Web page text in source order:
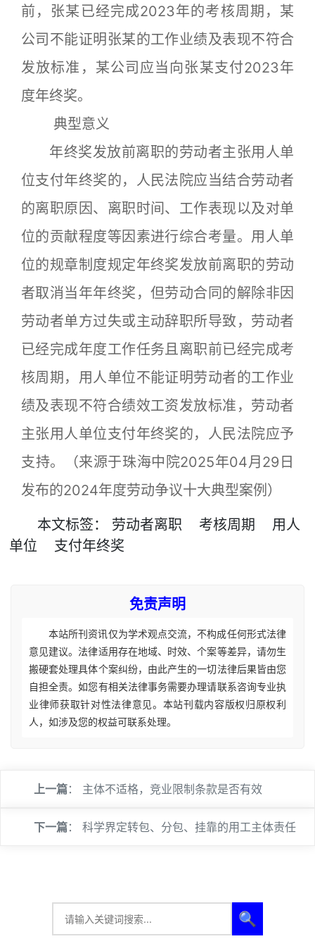
前，张某已经完成2023年的考核周期，某
公司不能证明张某的工作业绩及表现不符合
发放标准，某公司应当向张某支付2023年
度年终奖。
典型意义
年终奖发放前离职的劳动者主张用人单
位支付年终奖的，人民法院应当结合劳动者
的离职原因、离职时间、工作表现以及对单
位的贡献程度等因素进行综合考量。用人单
位的规章制度规定年终奖发放前离职的劳动
者取消当年年终奖，但劳动合同的解除非因
劳动者单方过失或主动辞职所导致，劳动者
已经完成年度工作任务且离职前已经完成考
核周期，用人单位不能证明劳动者的工作业
绩及表现不符合绩效工资发放标准，劳动者
主张用人单位支付年终奖的，人民法院应予
支持。（来源于珠海中院2025年04月29日
发布的2024年度劳动争议十大典型案例）
本文标签： 劳动者离职 考核周期
用人
单位
支付年终奖
免责声明
本站所刊资讯仅为学术观点交流，不构成任何形式法律
意见建议。法律适用存在地域、时效、个案等差异，请勿生
搬硬套处理具体个案纠纷，由此产生的一切法律后果皆由您
自担全责。如您有相关法律事务需要办理请联系咨询专业执
业律师获取针对性法律意见。本站刊载内容版权归原权利
人，如涉及您的权益可联系处理。
上一篇： 主体不适格，竞业限制条款是否有效
下一篇： 科学界定转包、分包、挂靠的用工主体责任
🔍